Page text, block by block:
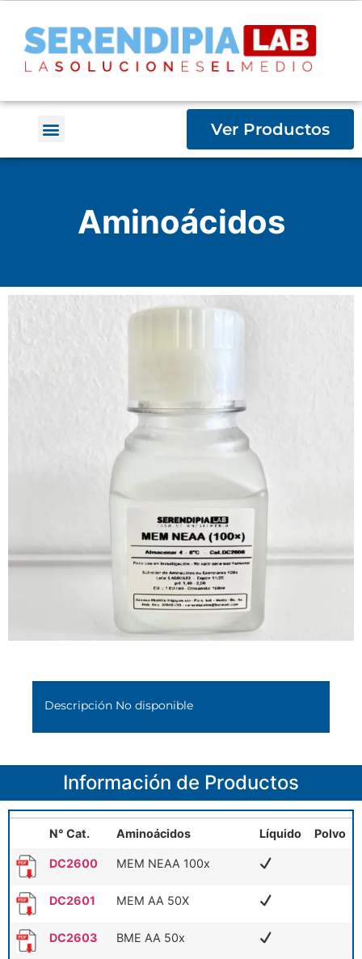
Ver Productos
Aminoácidos
Descripción No disponible
Información de Productos
N° Cat. Aminoácidos Líquido
Polvo
N° Cat.
Aminoácidos Líquido
DC2600 MEM NEAA 100x
DC2601 MEM AA 50X
DC2603 BME AA 50x